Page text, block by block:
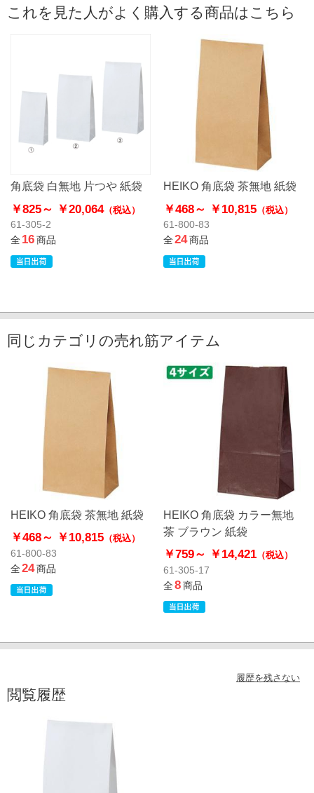
これを見た人がよく購入する商品はこちら
角底袋 白無地 片つや 紙袋
￥825～ ￥20,064（税込）
61-305-2
全16商品
HEIKO 角底袋 茶無地 紙袋
￥468～ ￥10,815（税込）
61-800-83
全24商品
同じカテゴリの売れ筋アイテム
HEIKO 角底袋 茶無地 紙袋
￥468～ ￥10,815 （税込）
61-800-83
全24商品
HEIKO 角底袋 カラー無地
茶 ブラウン 紙袋
￥759～ ￥14,421（税込）
61-305-17
全8商品
履歴を残さない
閲覧履歴